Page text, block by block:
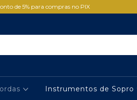
de 5% para compras no PIX
Instrumentos de Sopro